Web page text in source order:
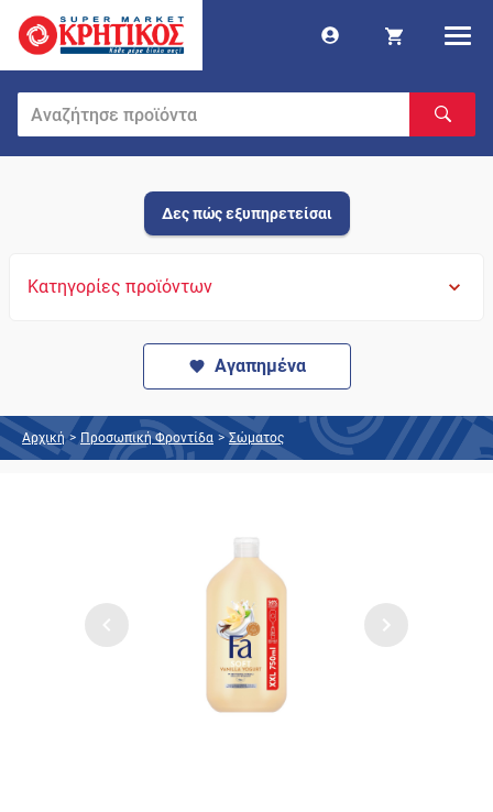
Δες πώς εξυπηρετείσαι
Κατηγορίες προϊόντων
Αγαπημένα
Αρχική > Προσωπική Φροντίδα > Σώματος